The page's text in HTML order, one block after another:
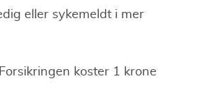
eller sykemeldt i mer
koster 1 krone